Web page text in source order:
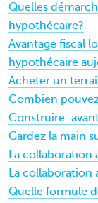
Quelles
hypothécaire?
Avantage fiscal
hypothécaire
Acheter un
Combien
Construire:
Gardez la main
La collaboration
La collaboration
Quelle formule